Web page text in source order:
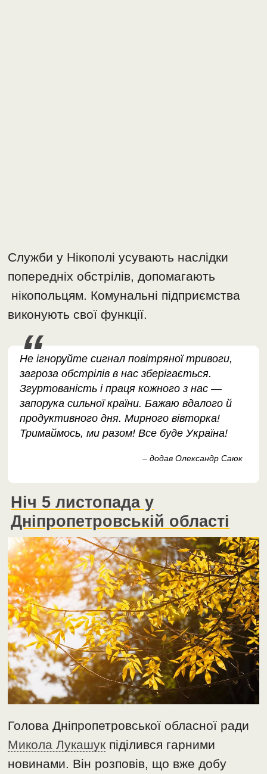
Служби у Нікополі усувають наслідки
попередніх обстрілів, допомагають
нікопольцям. Комунальні підприємства
виконують свої функції.
Не ігноруйте сигнал повітряної тривоги,
загроза обстрілів в нас зберігається.
Згуртованість і праця кожного з нас —
запорука сильної країни. Бажаю вдалого й
продуктивного дня. Мирного вівторка!
Тримаймось, ми разом! Все буде Україна!
– додав Олександр Саюк
Ніч 5 листопада у
Дніпропетровській області
Голова Дніпропетровської обласної ради
Микола Лукашук піділився гарними
новинами. Він розповів, що вже добу